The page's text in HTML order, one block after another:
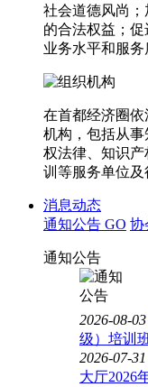
社会道德风尚
的合法权益；
业务水平和服务
在首都经济圈
机构，包括从
权法律、知识
训等服务单位及
消息动态
通知公告 GO 协
通知公告
2026-08-03
级）培训
2026-07-31
大厅2026